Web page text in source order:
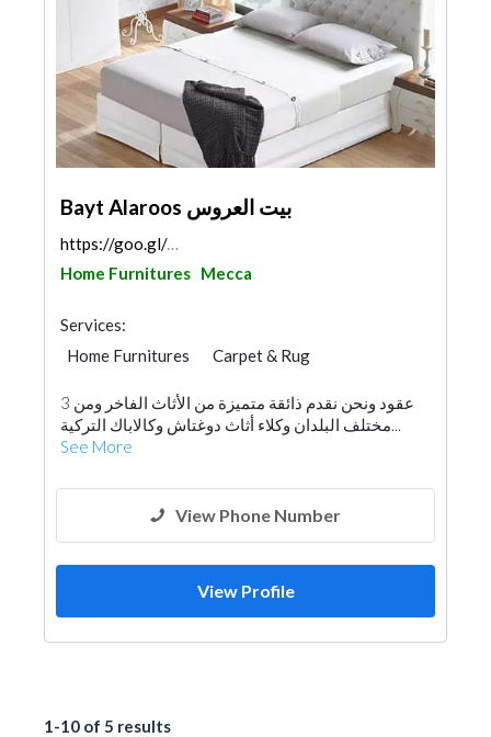
Bayt Alaroos بيت العروس
https://goo.gl/maps/Z6BDUsaoKrhKwQqs7
Home Furnitures Mecca
Services:
Home Furnitures
Carpet & Rug
Fabric & Textile Supplier
Kitchen & Bathroom Accessories
3 عقود ونحن نقدم ذائقة متميزة من الأثاث الفاخر ومن
مختلف البلدان وكلاء أثاث دوغتاش وكالاباك التركية...
See More
View Phone Number
View Profile
1-10 of 5 results